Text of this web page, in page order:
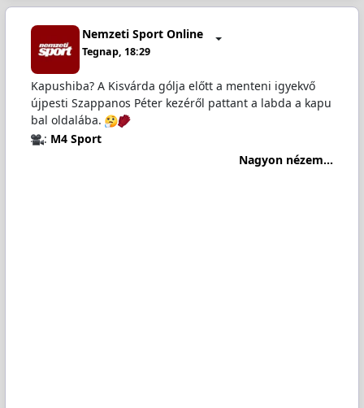
Nemzeti Sport Online
Tegnap, 18:29
Kapushiba? A Kisvárda gólja előtt a menteni igyekvő
újpesti Szappanos Péter kezéről pattant a labda a kapu
bal oldalába.
: M4 Sport
Nagyon nézem...